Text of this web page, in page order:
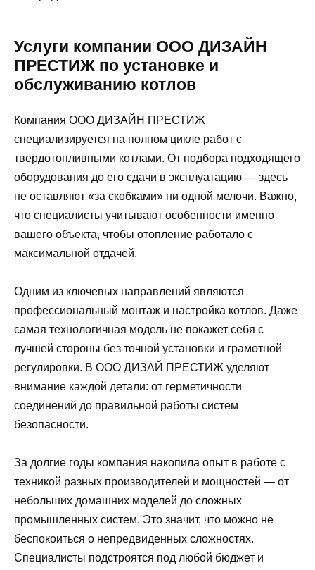
Услуги компании ООО ДИЗАЙН
ПРЕСТИЖ по установке и
обслуживанию котлов
Компания ООО ДИЗАЙН ПРЕСТИЖ
специализируется на полном цикле работ с
твердотопливными котлами. От подбора подходящего
оборудования до его сдачи в эксплуатацию — здесь
не оставляют «за скобками» ни одной мелочи. Важно,
что специалисты учитывают особенности именно
вашего объекта, чтобы отопление работало с
максимальной отдачей.
Одним из ключевых направлений являются
профессиональный монтаж и настройка котлов. Даже
самая технологичная модель не покажет себя с
лучшей стороны без точной установки и грамотной
регулировки. В ООО ДИЗАЙ ПРЕСТИЖ уделяют
внимание каждой детали: от герметичности
соединений до правильной работы систем
безопасности.
За долгие годы компания накопила опыт в работе с
техникой разных производителей и мощностей — от
небольших домашних моделей до сложных
промышленных систем. Это значит, что можно не
беспокоиться о непредвиденных сложностях.
Специалисты подстроятся под любой бюджет и